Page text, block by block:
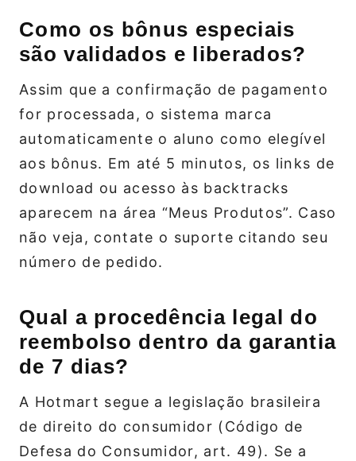
Como os bônus especiais
são validados e liberados?
Assim que a confirmação de pagamento
for processada, o sistema marca
automaticamente o aluno como elegível
aos bônus. Em até 5 minutos, os links de
download ou acesso às backtracks
aparecem na área “Meus Produtos”. Caso
não veja, contate o suporte citando seu
número de pedido.
Qual a procedência legal do
reembolso dentro da garantia
de 7 dias?
A Hotmart segue a legislação brasileira
de direito do consumidor (Código de
Defesa do Consumidor, art. 49). Se a